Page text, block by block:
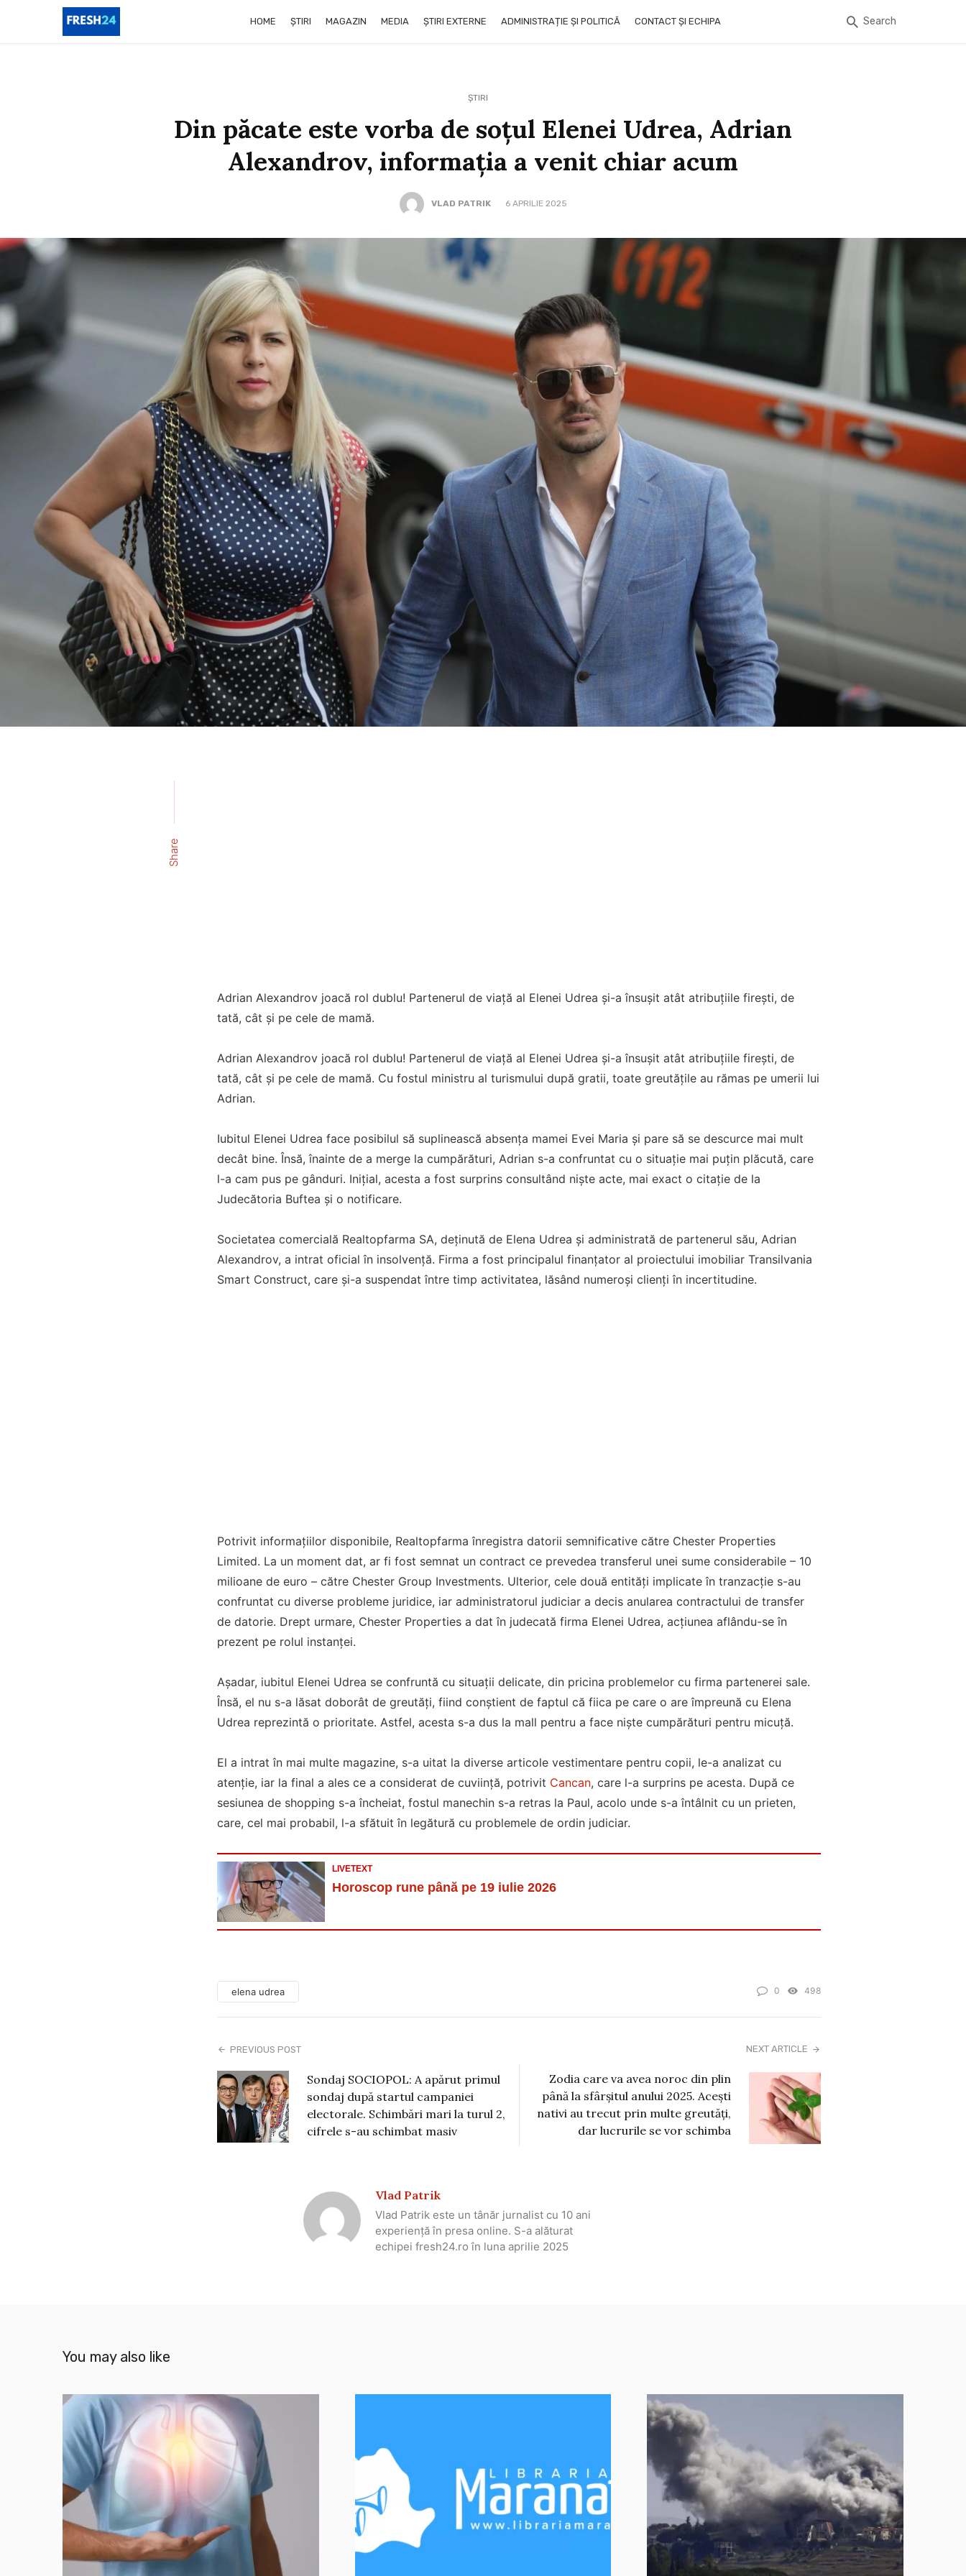
HOME ȘTIRI MAGAZIN MEDIA ȘTIRI EXTERNE ADMINISTRAȚIE ȘI POLITICĂ CONTACT ȘI ECHIPA Search
ȘTIRI
Din păcate este vorba de soțul Elenei Udrea, Adrian
Alexandrov, informația a venit chiar acum
VLAD PATRIK 6 APRILIE 2025
Share
Adrian Alexandrov joacă rol dublu! Partenerul de viață al Elenei Udrea și-a însușit atât atribuțiile firești, de
tată, cât și pe cele de mamă.
Adrian Alexandrov joacă rol dublu! Partenerul de viață al Elenei Udrea și-a însușit atât atribuțiile firești, de
tată, cât și pe cele de mamă. Cu fostul ministru al turismului după gratii, toate greutățile au rămas pe umerii lui
Adrian.
Iubitul Elenei Udrea face posibilul să suplinească absența mamei Evei Maria și pare să se descurce mai mult
decât bine. Însă, înainte de a merge la cumpărături, Adrian s-a confruntat cu o situație mai puțin plăcută, care
l-a cam pus pe gânduri. Inițial, acesta a fost surprins consultând niște acte, mai exact o citație de la
Judecătoria Buftea și o notificare.
Societatea comercială Realtopfarma SA, deținută de Elena Udrea și administrată de partenerul său, Adrian
Alexandrov, a intrat oficial în insolvență. Firma a fost principalul finanțator al proiectului imobiliar Transilvania
Smart Construct, care și-a suspendat între timp activitatea, lăsând numeroși clienți în incertitudine.
Potrivit informațiilor disponibile, Realtopfarma înregistra datorii semnificative către Chester Properties
Limited. La un moment dat, ar fi fost semnat un contract ce prevedea transferul unei sume considerabile – 10
milioane de euro – către Chester Group Investments. Ulterior, cele două entități implicate în tranzacție s-au
confruntat cu diverse probleme juridice, iar administratorul judiciar a decis anularea contractului de transfer
de datorie. Drept urmare, Chester Properties a dat în judecată firma Elenei Udrea, acțiunea aflându-se în
prezent pe rolul instanței.
Așadar, iubitul Elenei Udrea se confruntă cu situații delicate, din pricina problemelor cu firma partenerei sale.
Însă, el nu s-a lăsat doborât de greutăți, fiind conștient de faptul că fiica pe care o are împreună cu Elena
Udrea reprezintă o prioritate. Astfel, acesta s-a dus la mall pentru a face niște cumpărături pentru micuță.
El a intrat în mai multe magazine, s-a uitat la diverse articole vestimentare pentru copii, le-a analizat cu
atenție, iar la final a ales ce a considerat de cuviință, potrivit Cancan, care l-a surprins pe acesta. După ce
sesiunea de shopping s-a încheiat, fostul manechin s-a retras la Paul, acolo unde s-a întâlnit cu un prieten,
care, cel mai probabil, l-a sfătuit în legătură cu problemele de ordin judiciar.
LIVETEXT
Horoscop rune până pe 19 iulie 2026
elena udrea 0 498
PREVIOUS POST
Sondaj SOCIOPOL: A apărut primul
sondaj după startul campaniei
electorale. Schimbări mari la turul 2,
cifrele s-au schimbat masiv
NEXT ARTICLE
Zodia care va avea noroc din plin
până la sfârșitul anului 2025. Acești
nativi au trecut prin multe greutăți,
dar lucrurile se vor schimba
Vlad Patrik
Vlad Patrik este un tânăr jurnalist cu 10 ani
experiență în presa online. S-a alăturat
echipei fresh24.ro în luna aprilie 2025
You may also like